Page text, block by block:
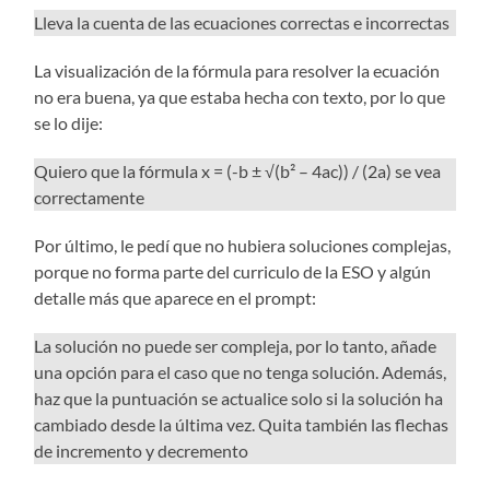
Lleva la cuenta de las ecuaciones correctas e incorrectas
La visualización de la fórmula para resolver la ecuación
no era buena, ya que estaba hecha con texto, por lo que
se lo dije:
Quiero que la fórmula x = (-b ± √(b² – 4ac)) / (2a) se vea
correctamente
Por último, le pedí que no hubiera soluciones complejas,
porque no forma parte del curriculo de la ESO y algún
detalle más que aparece en el prompt:
La solución no puede ser compleja, por lo tanto, añade
una opción para el caso que no tenga solución. Además,
haz que la puntuación se actualice solo si la solución ha
cambiado desde la última vez. Quita también las flechas
de incremento y decremento